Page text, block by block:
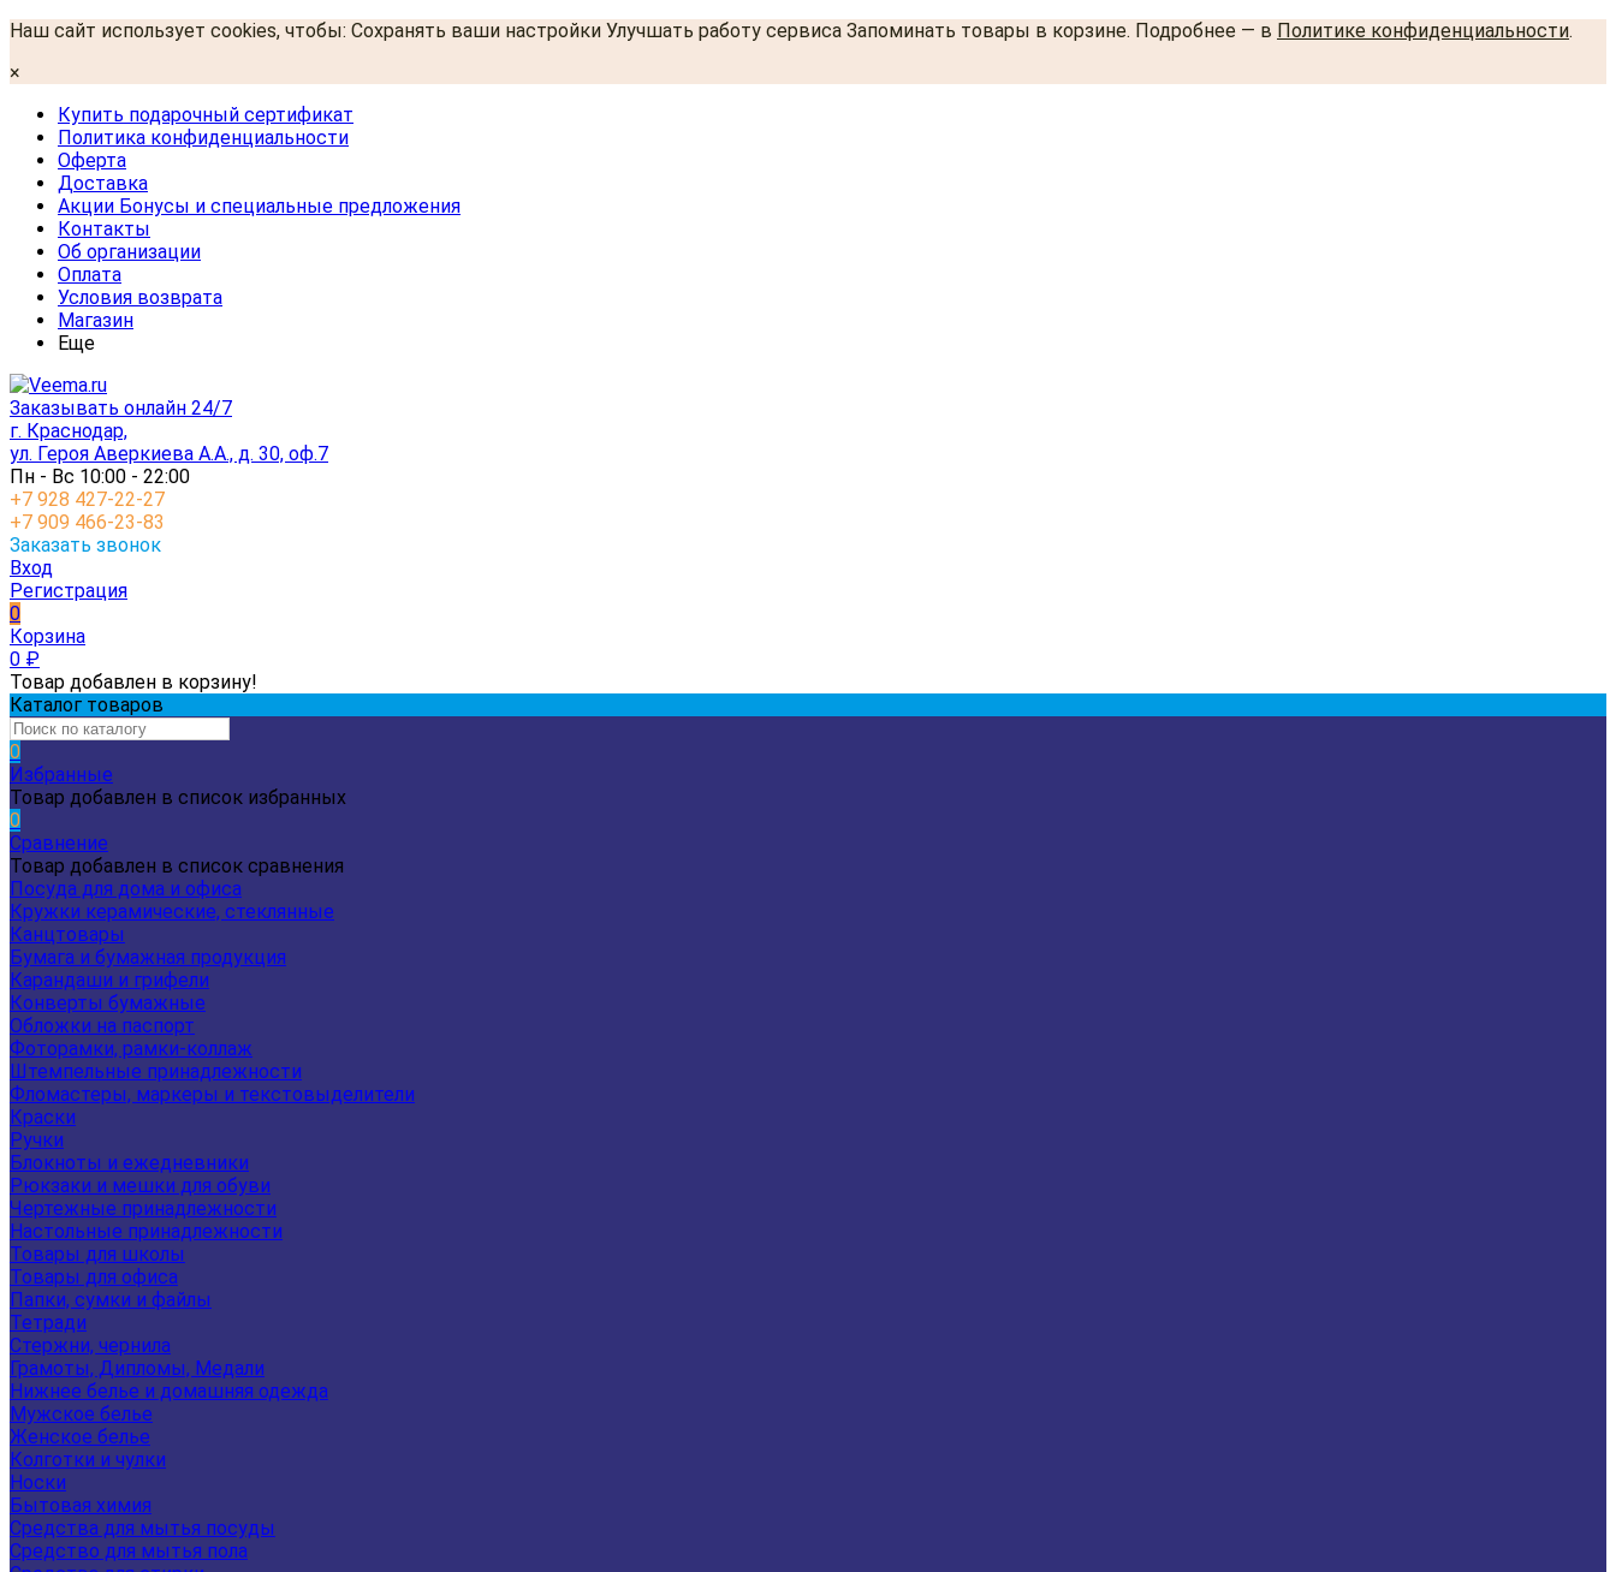
Наш сайт использует cookies, чтобы: Сохранять ваши настройки Улучшать работу сервиса Запоминать товары в корзине. Подробнее — в Политике конфиденциальности.
×
Купить подарочный сертификат
Политика конфиденциальности
Оферта
Доставка
Акции Бонусы и специальные предложения
Контакты
Об организации
Оплата
Условия возврата
Магазин
Еще
Заказывать онлайн 24/7
г. Краснодар,
ул. Героя Аверкиева А.А., д. 30, оф.7
Пн - Вс 10:00 - 22:00
+7 928 427-22-27
+7 909 466-23-83
Заказать звонок
Вход
Регистрация
0
Корзина
0 ₽
Товар добавлен в корзину!
Каталог товаров
0
Избранные
Товар добавлен в список избранных
0
Сравнение
Товар добавлен в список сравнения
Посуда для дома и офиса
Кружки керамические, стеклянные
Канцтовары
Бумага и бумажная продукция
Карандаши и грифели
Конверты бумажные
Обложки на паспорт
Фоторамки, рамки-коллаж
Штемпельные принадлежности
Фломастеры, маркеры и текстовыделители
Краски
Ручки
Блокноты и ежедневники
Рюкзаки и мешки для обуви
Чертежные принадлежности
Настольные принадлежности
Товары для школы
Товары для офиса
Папки, сумки и файлы
Тетради
Стержни, чернила
Грамоты, Дипломы, Медали
Нижнее белье и домашняя одежда
Мужское белье
Женское белье
Колготки и чулки
Носки
Бытовая химия
Средства для мытья посуды
Средство для мытья пола